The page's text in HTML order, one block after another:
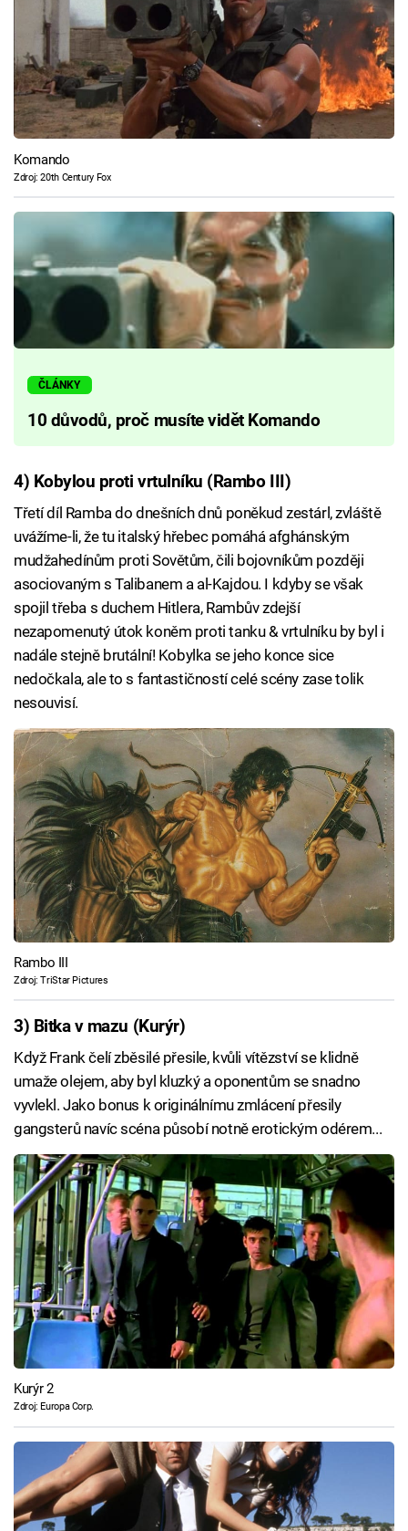
Komando
Zdroj: 20th Century Fox
ČLÁNKY
10 důvodů, proč musíte vidět Komando
4) Kobylou proti vrtulníku (Rambo III)
Třetí díl Ramba do dnešních dnů poněkud zestárl, zvláště
uvážíme-li, že tu italský hřebec pomáhá afghánským
mudžahedínům proti Sovětům, čili bojovníkům později
asociovaným s Talibanem a al-Kajdou. I kdyby se však
spojil třeba s duchem Hitlera, Rambův zdejší
nezapomenutý útok koněm proti tanku & vrtulníku by byl i
nadále stejně brutální! Kobylka se jeho konce sice
nedočkala, ale to s fantastičností celé scény zase tolik
nesouvisí.
Rambo III
Zdroj: TriStar Pictures
3) Bitka v mazu (Kurýr)
Když Frank čelí zběsilé přesile, kvůli vítězství se klidně
umaže olejem, aby byl kluzký a oponentům se snadno
vyvlekl. Jako bonus k originálnímu zmlácení přesily
gangsterů navíc scéna působí notně erotickým odérem...
Kurýr 2
Zdroj: Europa Corp.